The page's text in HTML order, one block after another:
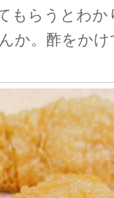
もらうとわ
か。酢をか